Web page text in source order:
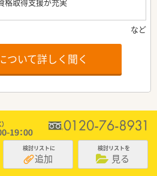
ついて詳しく聞く
検討リストに
追加
検討リストを
見る